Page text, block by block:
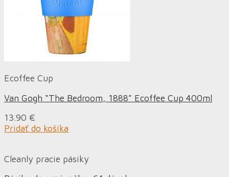
Ecoffee Cup
Van Gogh “The Bedroom, 1888” Ecoffee Cup 400ml
13.90 €
Pridať do košíka
Cleanly pracie pásiky